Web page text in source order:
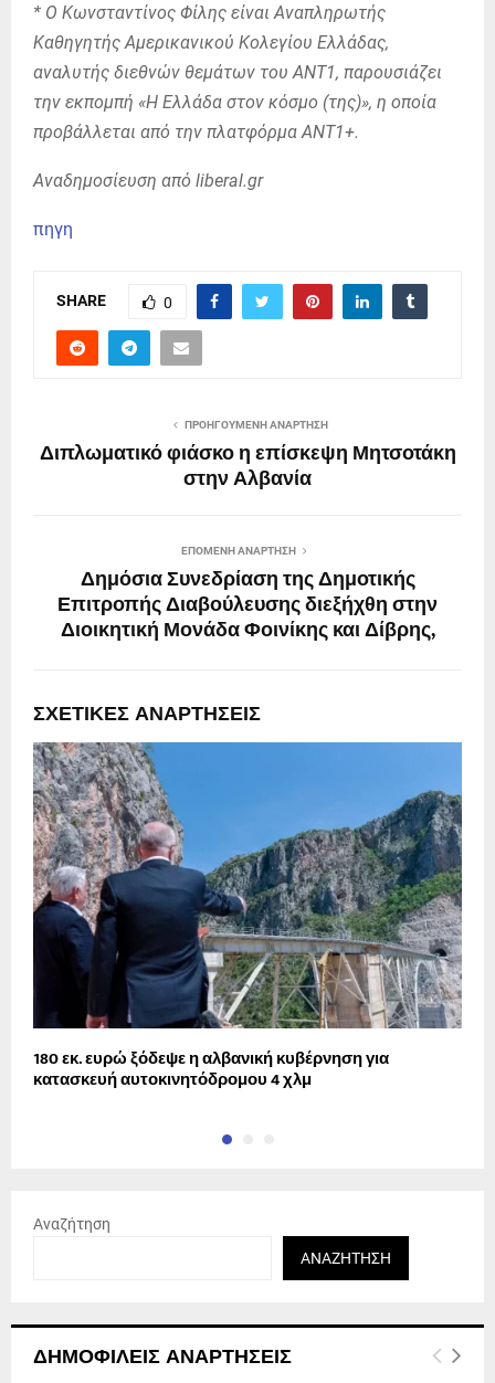
* Ο Κωνσταντίνος Φίλης είναι Αναπληρωτής
Καθηγητής Αμερικανικού Κολεγίου Ελλάδας,
αναλυτής διεθνών θεμάτων του ΑΝΤ1, παρουσιάζει
την εκπομπή «Η Ελλάδα στον κόσμο (της)», η οποία
προβάλλεται από την πλατφόρμα ΑΝΤ1+.
Αναδημοσίευση από liberal.gr
πηγη
SHARE 0
ΠΡΟΗΓΟΎΜΕΝΗ ΑΝΆΡΤΗΣΗ
Διπλωματικό φιάσκο η επίσκεψη Μητσοτάκη
στην Αλβανία
ΕΠΌΜΕΝΗ ΑΝΆΡΤΗΣΗ
Δημόσια Συνεδρίαση της Δημοτικής
Επιτροπής Διαβούλευσης διεξήχθη στην
Διοικητική Μονάδα Φοινίκης και Δίβρης,
ΣΧΕΤΙΚΈΣ ΑΝΑΡΤΉΣΕΙΣ
180 εκ. ευρώ ξόδεψε η αλβανική κυβέρνηση για
κατασκευή αυτοκινητόδρομου 4 χλμ
Αναζήτηση
ΑΝΑΖΉΤΗΣΗ
ΔΗΜΟΦΙΛΕΊΣ ΑΝΑΡΤΉΣΕΙΣ